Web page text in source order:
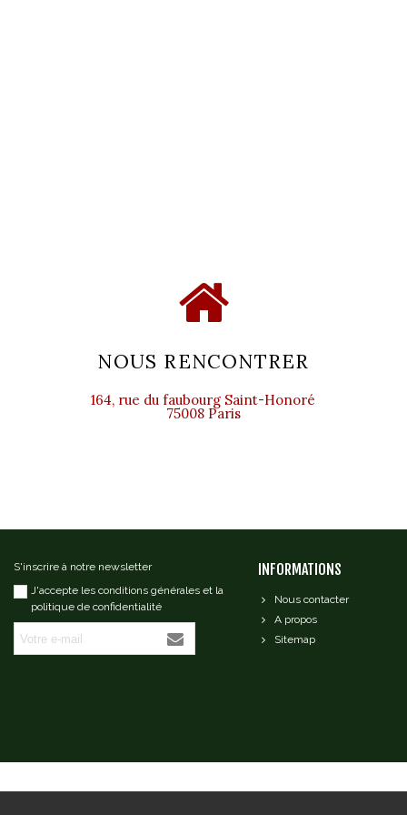
NOUS RENCONTRER
164, rue du faubourg Saint-Honoré
75008 Paris
S'inscrire à notre newsletter
J'accepte les conditions générales et la
politique de confidentialité
INFORMATIONS
Nous contacter
A propos
Sitemap